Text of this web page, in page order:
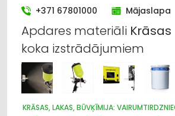
+371 67801000 Mājaslapa
Apdares materiāli Krāsas
koka izstrādājumiem
KRĀSAS, LAKAS, BŪVĶĪMIJA: